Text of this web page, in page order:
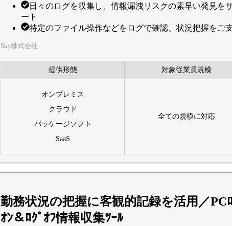
日々のログを収集し、情報漏洩リスクの素早い発見を
ート
特定のファイル操作などをログで確認、状況把握をご
Sky株式会社
提供形態 対象従業員規模
オンプレミス
クラウド
パッケージソフト
SaaS
全ての規模に対応
勤務状況の把握に客観的記録を活用／PC
ｵﾝ＆ﾛｸﾞｵﾌ情報収集ﾂｰﾙ